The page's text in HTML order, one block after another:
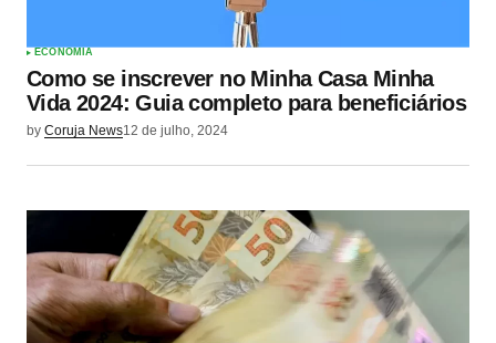
ECONOMIA
Como se inscrever no Minha Casa Minha
Vida 2024: Guia completo para beneficiários
by Coruja News12 de julho, 2024